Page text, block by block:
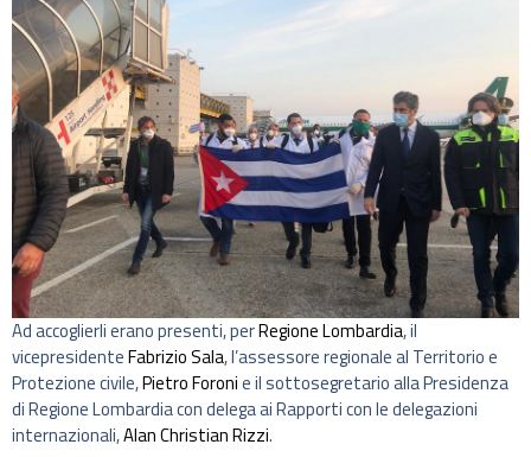
Ad accoglierli erano presenti, perRegione Lombardia, il
vicepresidenteFabrizio Sala, l’assessore regionale al Territorio e
Protezione civile,Pietro Foronie il sottosegretario alla Presidenza
di Regione Lombardia con delega ai Rapporti con le delegazioni
internazionali,Alan Christian Rizzi.